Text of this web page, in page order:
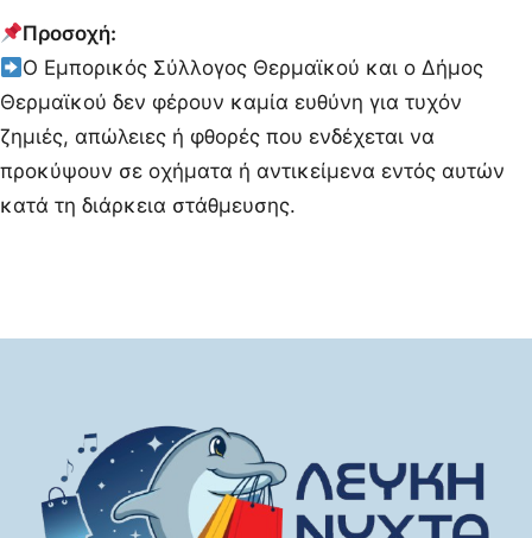
Προσοχή:
Ο Εμπορικός Σύλλογος Θερμαϊκού και ο Δήμος
Θερμαϊκού δεν φέρουν καμία ευθύνη για τυχόν
ζημιές, απώλειες ή φθορές που ενδέχεται να
προκύψουν σε οχήματα ή αντικείμενα εντός αυτών
κατά τη διάρκεια στάθμευσης.